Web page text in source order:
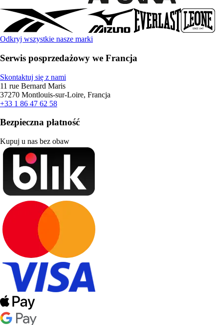
Odkryj wszystkie nasze marki
Serwis posprzedażowy we Francja
Skontaktuj się z nami
11 rue Bernard Maris
37270 Montlouis-sur-Loire, Francja
+33 1 86 47 62 58
Bezpieczna płatność
Kupuj u nas bez obaw